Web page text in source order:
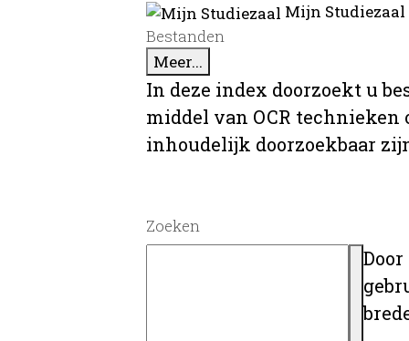
Mijn
Bestanden
Meer...
In deze index doorzoekt u
middel van OCR
inhoudelijk doorzoekbaar
Zoeken